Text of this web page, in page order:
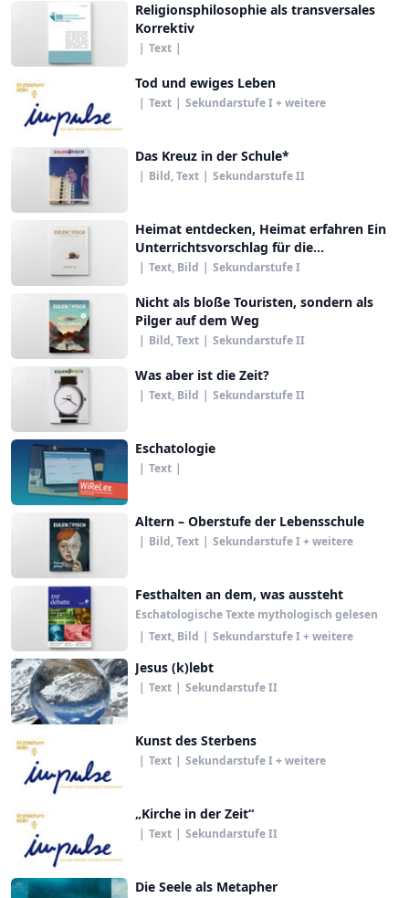
Religionsphilosophie als transversales
Korrektiv
| Text |
Tod und ewiges Leben
| Text | Sekundarstufe I + weitere
Das Kreuz in der Schule*
| Bild, Text | Sekundarstufe II
Heimat entdecken, Heimat erfahren Ein
Unterrichtsvorschlag für die
Sekundarstufe I
| Text, Bild | Sekundarstufe I
Nicht als bloße Touristen, sondern als
Pilger auf dem Weg
| Bild, Text | Sekundarstufe II
Was aber ist die Zeit?
| Text, Bild | Sekundarstufe II
Eschatologie
| Text |
Altern – Oberstufe der Lebensschule
| Bild, Text | Sekundarstufe I + weitere
Festhalten an dem, was aussteht
Eschatologische Texte mythologisch gelesen
| Text, Bild | Sekundarstufe I + weitere
Jesus (k)lebt
| Text | Sekundarstufe II
Kunst des Sterbens
| Text | Sekundarstufe I + weitere
„Kirche in der Zeit“
| Text | Sekundarstufe II
Die Seele als Metapher